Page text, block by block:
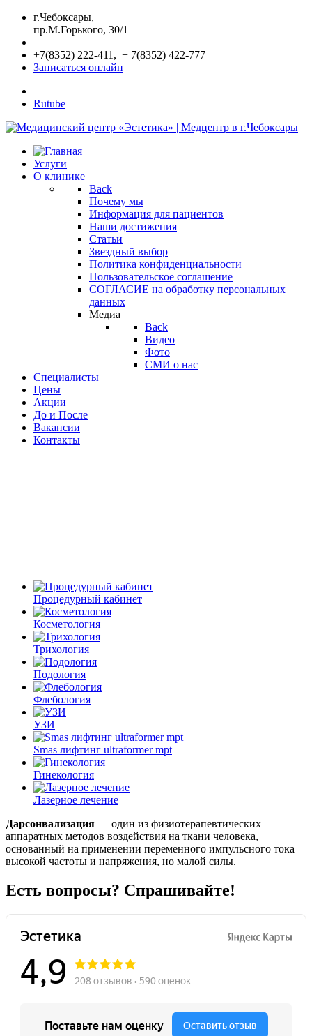
г.Чебоксары,
пр.М.Горького, 30/1
+7(8352) 222-411, + 7(8352) 422-777
Записаться онлайн
Rutube
Услуги
О клинике
Back
Почему мы
Информация для пациентов
Наши достижения
Статьи
Звездный выбор
Политика конфиденциальности
Пользовательское соглашение
СОГЛАСИЕ на обработку персональных
данных
Медиа
Back
Видео
Фото
СМИ о нас
Специалисты
Цены
Акции
До и После
Вакансии
Контакты
Процедурный кабинет
Косметология
Трихология
Подология
Флебология
УЗИ
Smas лифтинг ultraformer mpt
Гинекология
Лазерное лечение
Дарсонвализация — один из физиотерапевтических
аппаратных методов воздействия на ткани человека,
основанный на применении переменного импульсного тока
высокой частоты и напряжения, но малой силы.
Есть вопросы? Спрашивайте!